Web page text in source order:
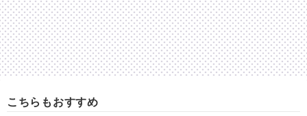
こちらもおすすめ